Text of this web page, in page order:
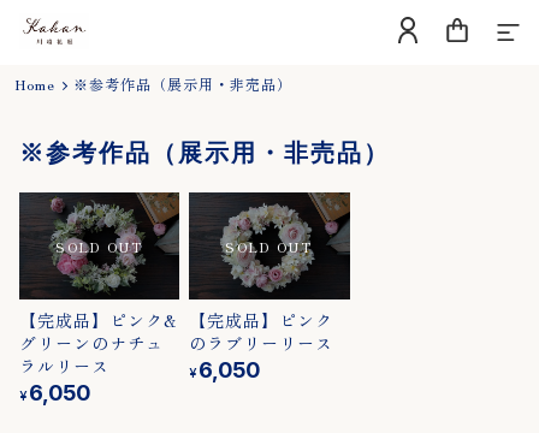
About
Blog
Contact
Category
Home ※参考作品（展示用・非売品）
※参考作品（展示用・非売品）
【完成品】ピンク&
グリーンのナチュ
ラルリース
¥ 6,050
【完成品】ピンク
のラブリーリース
¥6,050